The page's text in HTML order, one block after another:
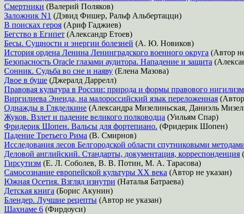
Смертники (Валерий Поляков)
Заложник N1 (Дэвид Фишер, Ральф Альбертацци)
В поисках героя (Ариф Гаджиев)
Бегство в Египет (Александр Етоев)
Бесы. Сущности и энергии болезней (А. Ю. Новиков)
История ордена Ленина Ленинградского военного округа (Автор
Безопасность Oracle глазами аудитора. Нападение и защита
Сонник. Судьба во сне и наяву (Елена Мазова)
Двое в буше (Джералд Даррелл)
Правовая культура в России: природа и формы правового
Виргилиева Энеида, на малороссийский язык переложенная
Однажды в Гляделкине (Александра Мизелиньская, Даниэль
Жуков. Взлет и падение великого полководца (Уильям Спар)
Фридерик Шопен. Вальсы для фортепиано. (Фридерик Шопен)
Падение Третьего Рима (В. Смирнов)
Исследования лесов Белгородской области спутниковыми
Деловой английский. Стандарты, документация, корреспонденция
Гирсутизм (Е. Л. Соболев, В. В. Потин, М. А. Тарасова)
Самосознание европейской культуры XX века (Автор не указан)
Южная Осетия. Взгляд изнутри (Наталья Батраева)
Детская книга (Борис Акунин)
Блендер. Лучшие рецепты (Автор не указан)
Шахнаме 6 (Фирдоуси)